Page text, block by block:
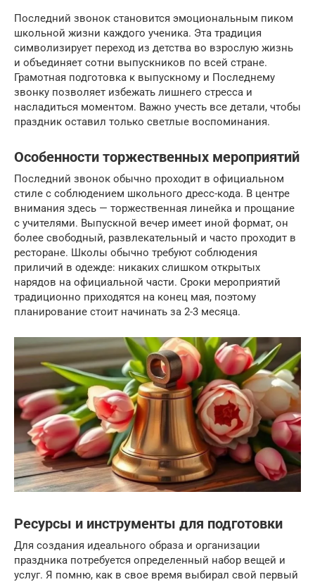
Последний звонок становится эмоциональным пиком
школьной жизни каждого ученика. Эта традиция
символизирует переход из детства во взрослую жизнь
и объединяет сотни выпускников по всей стране.
Грамотная подготовка к выпускному и Последнему
звонку позволяет избежать лишнего стресса и
насладиться моментом. Важно учесть все детали, чтобы
праздник оставил только светлые воспоминания.
Особенности торжественных мероприятий
Последний звонок обычно проходит в официальном
стиле с соблюдением школьного дресс-кода. В центре
внимания здесь — торжественная линейка и прощание
с учителями. Выпускной вечер имеет иной формат, он
более свободный, развлекательный и часто проходит в
ресторане. Школы обычно требуют соблюдения
приличий в одежде: никаких слишком открытых
нарядов на официальной части. Сроки мероприятий
традиционно приходятся на конец мая, поэтому
планирование стоит начинать за 2-3 месяца.
Ресурсы и инструменты для подготовки
Для создания идеального образа и организации
праздника потребуется определенный набор вещей и
услуг. Я помню, как в свое время выбирал свой первый